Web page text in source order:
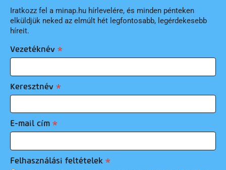
Iratkozz fel a minap.hu hírlevelére, és minden pénteken
elküldjük neked az elmúlt hét legfontosabb, legérdekesebb
híreit.
Vezetéknév
Keresztnév
E-mail cím
Felhasználási feltételek